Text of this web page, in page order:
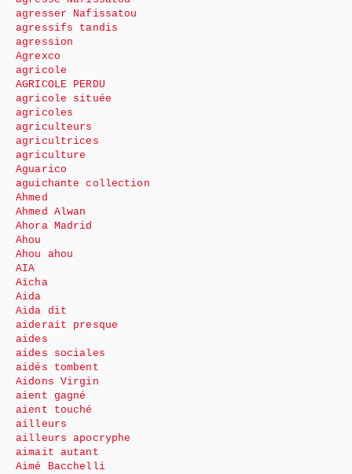
agresser Nafissatou
agressifs tandis
agression
Agrexco
agricole
AGRICOLE PERDU
agricole située
agricoles
agriculteurs
agricultrices
agriculture
Aguarico
aguichante collection
Ahmed
Ahmed Alwan
Ahora Madrid
Ahou
Ahou ahou
AIA
Aïcha
Aida
Aida dit
aiderait presque
aides
aides sociales
aidés tombent
Aidons Virgin
aient gagné
aient touché
ailleurs
ailleurs apocryphe
aimait autant
Aimé Bacchelli